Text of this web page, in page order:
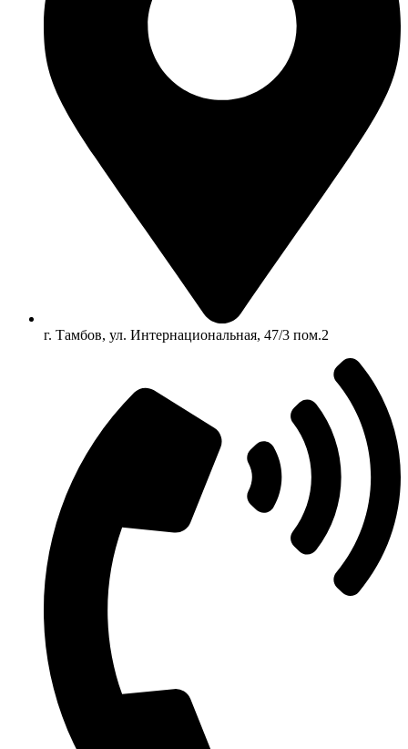
г. Тамбов, ул. Интернациональная, 47/3 пом.2